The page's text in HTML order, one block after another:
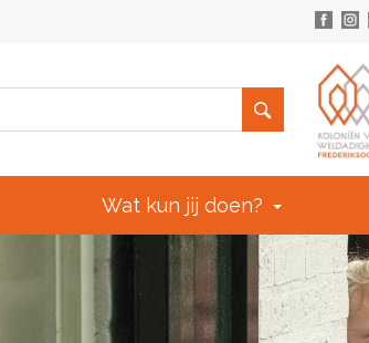
Wat kun jij doen?